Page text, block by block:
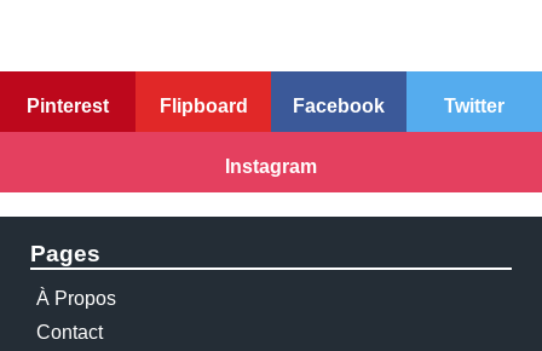
Pinterest Flipboard Facebook Twitter
Instagram
Pages
À Propos
Contact